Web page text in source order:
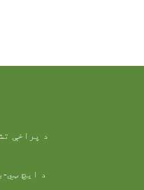
د پراخې
د ایچ ټي-